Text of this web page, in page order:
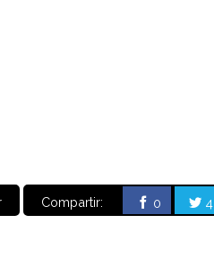
Compartir: 0 4